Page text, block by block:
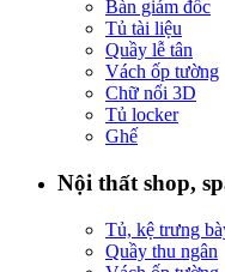
Bàn giám đốc
Tủ tài liệu
Quầy lễ tân
Vách ốp tường
Chữ nổi 3D
Tủ locker
Ghế
Nội thất shop,
Tủ, kệ trưng
Quầy thu ngân